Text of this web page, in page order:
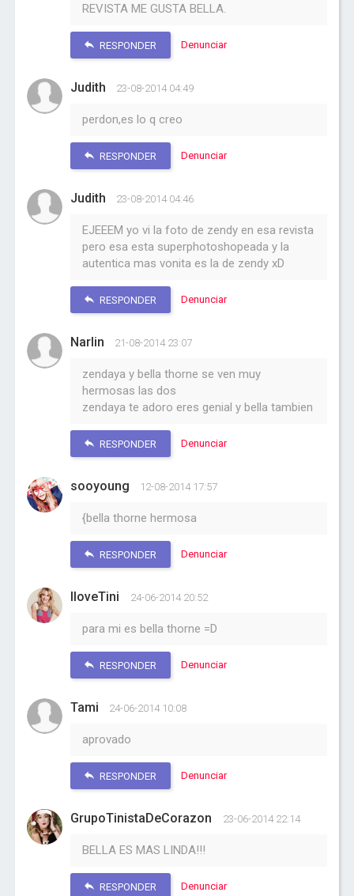
REVISTA ME GUSTA BELLA.
RESPONDER Denunciar
Judith 23-08-2014 04:49
perdon,es lo q creo
RESPONDER Denunciar
Judith 23-08-2014 04:46
EJEEEM yo vi la foto de zendy en esa revista
pero esa esta superphotoshopeada y la
autentica mas vonita es la de zendy xD
RESPONDER Denunciar
Narlin 21-08-2014 23:07
zendaya y bella thorne se ven muy
hermosas las dos
zendaya te adoro eres genial y bella tambien
RESPONDER Denunciar
sooyoung 12-08-2014 17:57
{bella thorne hermosa
RESPONDER Denunciar
IloveTini 24-06-2014 20:52
para mi es bella thorne =D
RESPONDER Denunciar
Tami 24-06-2014 10:08
aprovado
RESPONDER Denunciar
GrupoTinistaDeCorazon 23-06-2014 22:14
BELLA ES MAS LINDA!!!
RESPONDER Denunciar